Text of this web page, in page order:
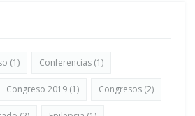
(1) Conferencias (1)
Congreso 2019 (1) Congresos (2)